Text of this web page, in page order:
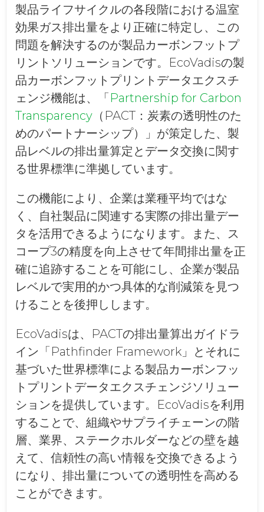
製品ライフサイクルの各段階における温室
効果ガス排出量をより正確に特定し、この
問題を解決するのが製品カーボンフットプ
リントソリューションです。EcoVadisの製
品カーボンフットプリントデータエクスチ
ェンジ機能は、「Partnership for Carbon
Transparency （PACT：炭素の透明性のた
めのパートナーシップ）」が策定した、製
品レベルの排出量算定とデータ交換に関す
る世界標準に準拠しています。
この機能により、企業は業種平均ではな
く、自社製品に関連する実際の排出量デー
タを活用できるようになります。また、ス
コープ3の精度を向上させて年間排出量を正
確に追跡することを可能にし、企業が製品
レベルで実用的かつ具体的な削減策を見つ
けることを後押しします。
EcoVadisは、PACTの排出量算出ガイドラ
イン「Pathfinder Framework」とそれに
基づいた世界標準による製品カーボンフッ
トプリントデータエクスチェンジソリュー
ションを提供しています。EcoVadisを利用
することで、組織やサプライチェーンの階
層、業界、ステークホルダーなどの壁を越
えて、信頼性の高い情報を交換できるよう
になり、排出量についての透明性を高める
ことができます。